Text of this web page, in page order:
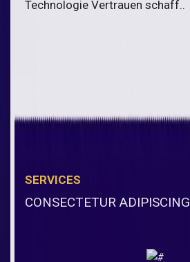
Technologie Vertrauen schaff..
SERVICES
CONSECTETUR